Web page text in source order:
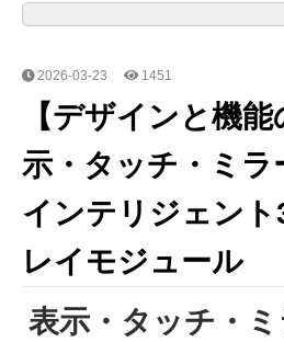
2026-03-23 1451
【デザインと機
示・タッチ・ミラ
インテリジェン
レイモジュール
表示・タッチ・